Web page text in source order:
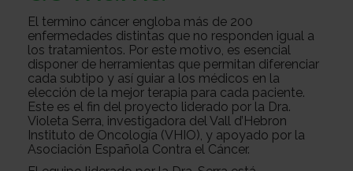
sobre
el
cancer
Investigación
Transparencia
Trabaja
El termino cáncer engloba más de 200
enfermedades distintas que no responden igual a
los tratamientos. Por este motivo, es esencial
disponer de herramientas que permitan diferenciar
cada subtipo y así guiar a los médicos en la
elección de la mejor terapia para cada paciente.
Este es el fin del proyecto liderado por la Dra.
Violeta Serra, investigadora del Vall d’Hebron
Instituto de Oncología (VHIO), y apoyado por la
Asociación Española Contra el Cáncer.